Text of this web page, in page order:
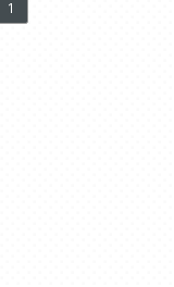
page
1